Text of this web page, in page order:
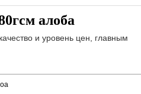
алоба
и уровень цен, главным